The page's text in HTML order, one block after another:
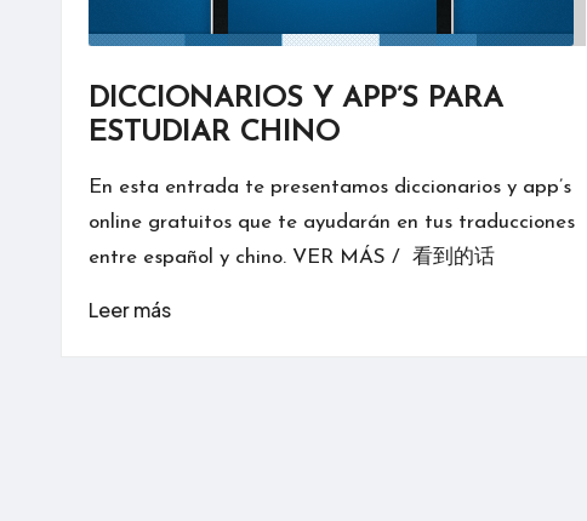
DICCIONARIOS Y APP’S PARA
ESTUDIAR CHINO
En esta entrada te presentamos diccionarios y app’s
online gratuitos que te ayudarán en tus traducciones
entre español y chino. VER MÁS / 看到的话
Leer más